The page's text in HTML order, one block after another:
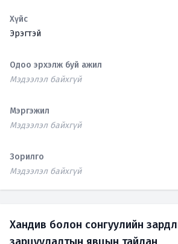
Хүйс
Эрэгтэй
Одоо эрхэлж буй ажил
Мэдээлэл байхгүй
Мэргэжил
Мэдээлэл байхгүй
Зорилго
Мэдээлэл байхгүй
Хандив болон сонгуулийн